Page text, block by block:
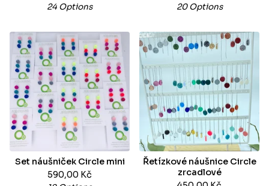
24 Options 20 Options
Set náušniček Circle mini
590,00 Kč
Řetízkové náušnice Circle
zrcadlové